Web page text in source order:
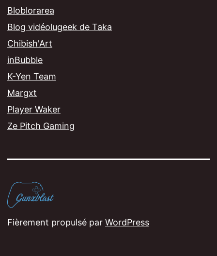
Bloblorarea
Blog vidéolugeek de Taka
Chibish'Art
inBubble
K-Yen Team
Margxt
Player Waker
Ze Pitch Gaming
Fièrement propulsé par WordPress